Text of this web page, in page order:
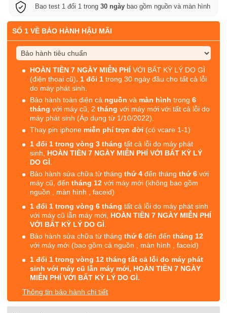
Bao test 1 đổi 1 trong30 ngày bao gồm nguồn và màn hình
SỐ 1 VỀ BẢO HÀNH HẬU MÃI
HOÀN TIỀN 7 NGÀY MIỄN PHÍ VỚI BẤT KỲ LÝ DO GÌ
(điện thoại cũ). 1 đổi 1 trong 30 ngày đầu cho tất cả lỗi
do máy phát sinh.
Bảo hành toàn diện cả nguồn và màn hình trong6
tháng với máy cũ, 2 tháng với máy mới với tất cả lỗi do
máy phát sinh (Áp dụng từ 1/10/2022).
Thay pin iphone miễn phí trọn đời (có vcare 1-1)
1 đổi 1 trong vòng 3 thángtất cả lỗi do máy phát
sinh, HOÀN TIỀN 7 NGÀY MIỄN PHÍ VỚI BẤT KỲ LÝ
DO GÌ
Bảo hành sửa chữa từ thángthứ 4 đến thángthứ 6 với
máy cũ, đếntháng 12 với máy mới (không bao gồm
nguồn , màn hình , faceid)
1 đổi 1 trong vòng 6 tháng tất cả lỗi do máy phát sinh
với máy cũ lẫn máy mới, HOÀN TIỀN 7 NGÀY MIỄN PHÍ
VỚI BẤT KỲ LÝ DO GÌ
Bảo hành sửa chữa từ thángthứ 6 đến đếntháng 12
với máy mới (bao gồm cả nguồn , màn hình , faceid)
1 đổi 1 trong vòng 12 tháng tất cả lỗi do máy phát
sinh với máy cũ lẫn máy mới, HOÀN TIỀN 7 NGÀY
MIỄN PHÍ VỚI BẤT KỲ LÝ DO GÌ.
Thông tin bảo hành chi tiết